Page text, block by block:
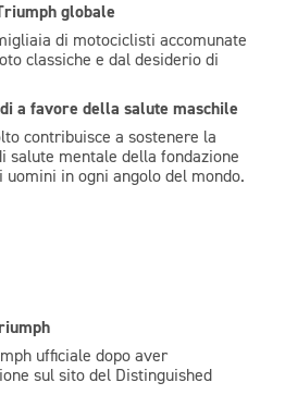
globale
di motociclisti accomunate
classiche e dal desiderio di
a favore della salute maschile
contribuisce a sostenere la
salute mentale della fondazione
uomini in ogni angolo del mondo.
ufficiale dopo aver
sul sito del Distinguished